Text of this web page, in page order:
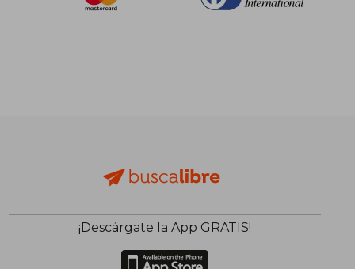
¡Descárgate la App GRATIS!